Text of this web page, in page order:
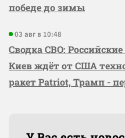
победе до зимы
03 авг в 10:48
Сводка СВО:
Киев ждёт от США
ракет Patriot, Трамп -